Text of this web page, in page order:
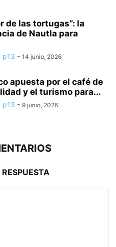
de las tortugas”: la
de Nautla para
p13 - 14 junio, 2026
apuesta por el café de
y el turismo para...
p13 - 9 junio, 2026